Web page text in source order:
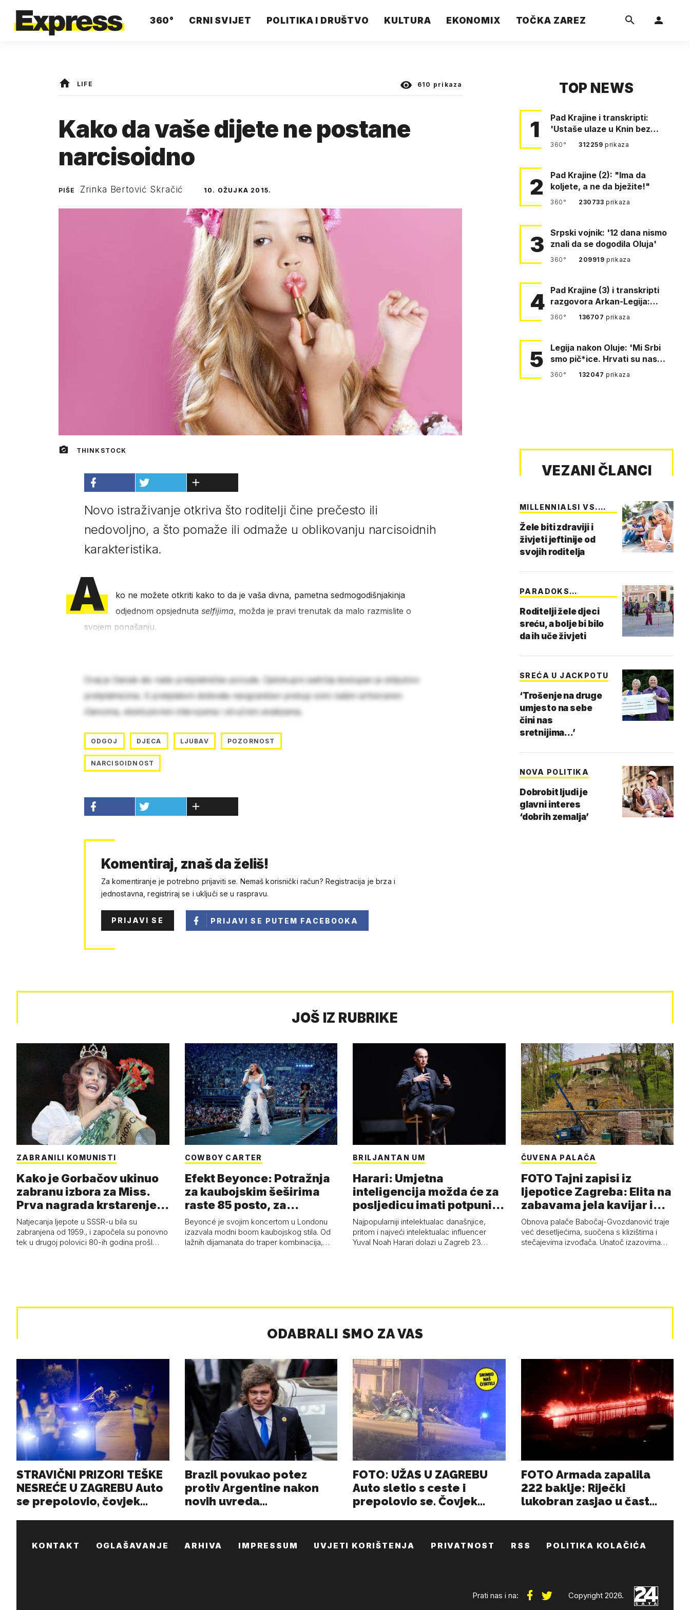
360° CRNI SVIJET POLITIKA I DRUŠTVO KULTURA EKONOMIX TOČKA ZAREZ
LIFE 610 prikaza
Kako da vaše dijete ne postane
narcisoidno
PIŠE Zrinka Bertović Skračić 10. OŽUJKA 2015.
THINKSTOCK
Novo istraživanje otkriva što roditelji čine prečesto ili
nedovoljno, a što pomaže ili odmaže u oblikovanju narcisoidnih
karakteristika.
A
ko ne možete otkriti kako to da je vaša divna, pametna sedmogodišnjakinja
odjednom opsjednuta selfijima, možda je pravi trenutak da malo razmislite o
svojem ponašanju.
Ovaj je članak dio naše pretplatničke ponude. Cjelokupni sadržaj dostupan je isključivo
pretplatnicima. S pretplatom dobivate neograničen pristup svim našim arhiviranim
člancima, ekskluzivnim intervjuima i stručnim analizama.
ODGOJ DJECA LJUBAV POZORNOST
NARCISOIDNOST
Komentiraj, znaš da želiš!
Za komentiranje je potrebno prijaviti se. Nemaš korisnički račun? Registracija je brza i
jednostavna, registriraj se i uključi se u raspravu.
PRIJAVI SE PRIJAVI SE PUTEM FACEBOOKA
TOP NEWS
1
Pad Krajine i transkripti:
'Ustaše ulaze u Knin bez
borbe. Mile, ovo je bežanij…
360° 312259prikaza
2
Pad Krajine (2): "Ima da
koljete, a ne da bježite!"
360° 230733prikaza
3
Srpski vojnik: '12 dana nismo
znali da se dogodila Oluja'
360° 209919prikaza
4 Pad Krajine (3) i transkripti
razgovora Arkan-Legija:
'Čujem, prelazite ustašam…
360° 136707prikaza
5
Legija nakon Oluje: 'Mi Srbi
smo pič*ice. Hrvati su nas
pomeli!'
360° 132047prikaza
VEZANI ČLANCI
MILLENNIALSI VS.
Žele biti zdraviji i
živjeti jeftinije od
svojih roditelja
PARADOKS
Roditelji žele djeci
sreću, a bolje bi bilo
da ih uče živjeti
SREĆA U JACKPOTU
‘Trošenje na druge
umjesto na sebe
čini nas
sretnijima...’
NOVA POLITIKA
Dobrobit ljudi je
glavni interes
‘dobrih zemalja’
JOŠ IZ RUBRIKE
ZABRANILI KOMUNISTI
Kako je Gorbačov ukinuo
zabranu izbora za Miss.
Prva nagrada krstarenje
Jadran…
Natjecanja ljepote u SSSR-u bila su
zabranjena od 1959., i započela su ponovno
tek u drugoj polovici 80-ih godina prošl…
COWBOY CARTER
Efekt Beyonce: Potražnja
za kaubojskim šeširima
raste 85 posto, za
čizmama 53 p…
Beyoncé je svojim koncertom u Londonu
izazvala modni boom kaubojskog stila. Od
lažnih dijamanata do traper kombinacija,…
BRILJANTAN UM
Harari: Umjetna
inteligencija možda će za
posljedicu imati potpuni
kolaps čovje…
Najpopularniji intelektualac današnjice,
pritom i najveći intelektualac influencer
Yuval Noah Harari dolazi u Zagreb 23…
ČUVENA PALAČA
FOTO Tajni zapisi iz
ljepotice Zagreba: Elita na
zabavama jela kavijar i
pud…
Obnova palače Babočaj-Gvozdanović traje
već desetljećima, suočena s klizištima i
stečajevima izvođača. Unatoč izazovima…
KONTAKT OGLAŠAVANJE ARHIVA IMPRESSUM UVJETI KORIŠTENJA PRIVATNOST RSS POLITIKA KOLAČIĆA
Prati nas i na: Copyright 2026.